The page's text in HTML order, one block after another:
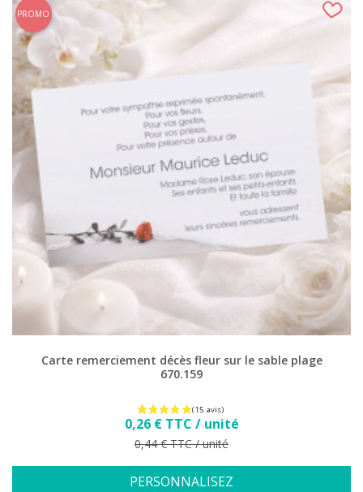
Carte remerciement décès fleur sur le sable plage
670.159
Prix
0,26 € TTC / unité
Prix de base
0,44 € TTC / unité
PERSONNALISEZ
PROMO